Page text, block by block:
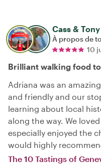
Cass & Tony
À propos de
10
Brilliant walking food
Adriana was an
and friendly and our
learning about local
along the way. We
especially enjoyed the
would highly
The 10 Tastings of